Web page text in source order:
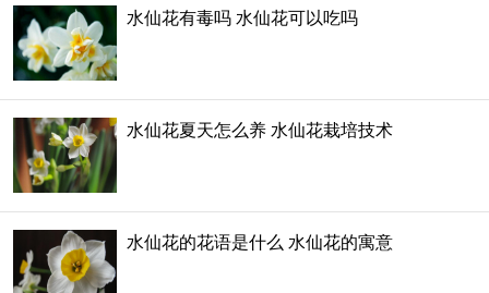
水仙花有毒吗 水仙花可以吃吗
水仙花夏天怎么养 水仙花栽培技术
水仙花的花语是什么 水仙花的寓意